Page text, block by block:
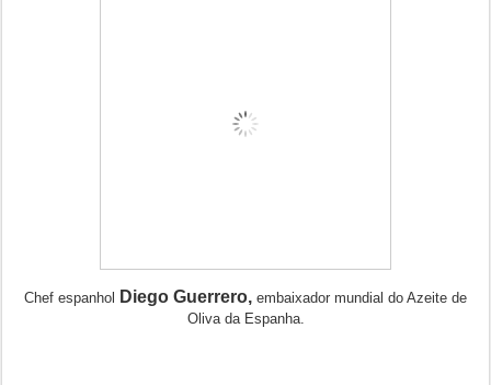
Chef espanhol Diego Guerrero, embaixador mundial do Azeite de
Oliva da Espanha.